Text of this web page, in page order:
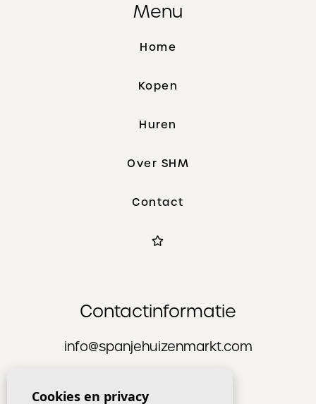
Menu
Home
Kopen
Huren
Over SHM
Contact
Contactinformatie
info@spanjehuizenmarkt.com
Cookies en privacy